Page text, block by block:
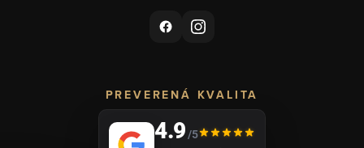
PREVERENÁ KVALITA
4.9/5